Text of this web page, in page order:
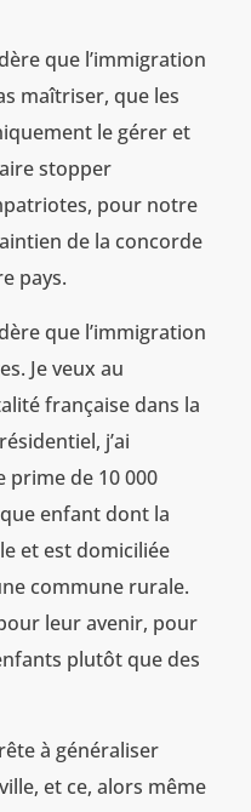
que l’immigration
maîtriser, que les
le gérer et
stopper
pour notre
de la concorde
pays.
que l’immigration
Je veux au
française dans la
j’ai
prime de 10 000
enfant dont la
et est domiciliée
commune rurale.
leur avenir, pour
plutôt que des
à généraliser
et ce, alors même